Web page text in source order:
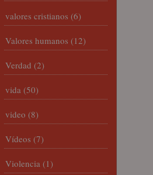
valores cristianos (6)
Valores humanos (12)
Verdad (2)
vida (50)
video (8)
Vídeos (7)
Violencia (1)